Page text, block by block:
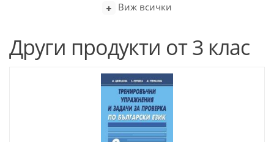
Виж всички
Други продукти от 3 клас